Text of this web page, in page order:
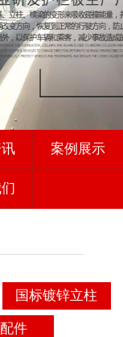
案例展示
国标镀锌立柱
件